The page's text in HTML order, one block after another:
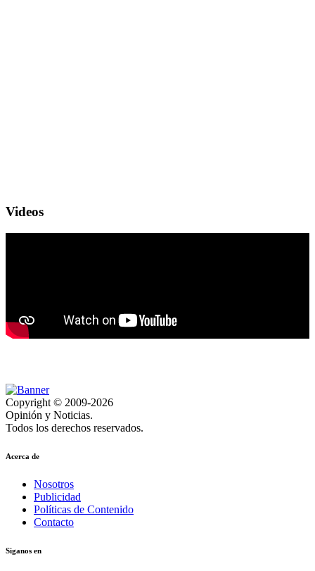
Videos
Copyright © 2009-2026
Opinión y Noticias.
Todos los derechos reservados.
Acerca de
Nosotros
Publicidad
Políticas de Contenido
Contacto
Siganos en